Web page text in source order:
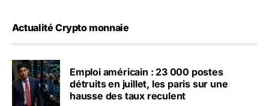
Actualité Crypto monnaie
Emploi américain : 23 000 postes
détruits en juillet, les paris sur une
hausse des taux reculent